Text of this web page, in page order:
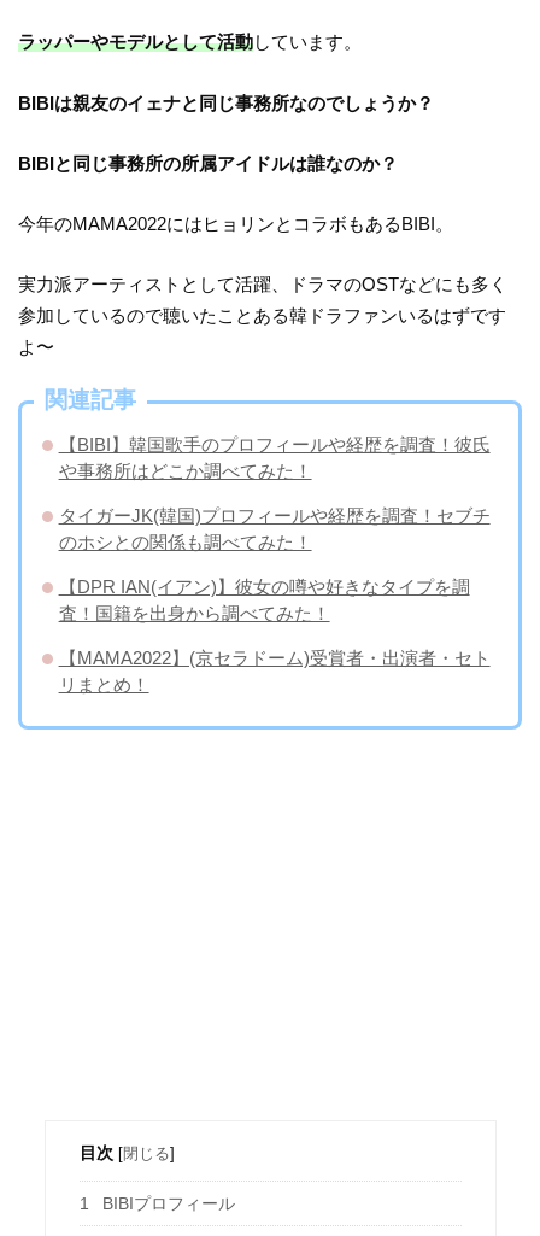
ラッパーやモデルとして活動しています。
BIBIは親友のイェナと同じ事務所なのでしょうか？
BIBIと同じ事務所の所属アイドルは誰なのか？
今年のMAMA2022にはヒョリンとコラボもあるBIBI。
実力派アーティストとして活躍、ドラマのOSTなどにも多く
参加しているので聴いたことある韓ドラファンいるはずです
よ〜
関連記事
【BIBI】韓国歌手のプロフィールや経歴を調査！彼氏
や事務所はどこか調べてみた！
タイガーJK(韓国)プロフィールや経歴を調査！セブチ
のホシとの関係も調べてみた！
【DPR IAN(イアン)】彼女の噂や好きなタイプを調
査！国籍を出身から調べてみた！
【MAMA2022】(京セラドーム)受賞者・出演者・セト
リまとめ！
目次 [閉じる]
1 BIBIプロフィール